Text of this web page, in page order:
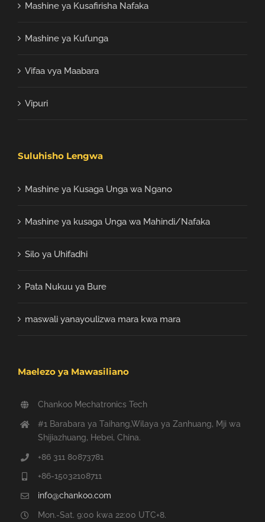
Mashine ya Kusafirisha Nafaka
Mashine ya Kufunga
Vifaa vya Maabara
Vipuri
Suluhisho Lengwa
Mashine ya Kusaga Unga wa Ngano
Mashine ya kusaga Unga wa Mahindi/Nafaka
Silo ya Uhifadhi
Pata Nukuu ya Bure
maswali yanayoulizwa mara kwa mara
Maelezo ya Mawasiliano
Chankoo Mechatronics Tech
#1 Barabara ya Taihang,Wilaya ya Zanhuang, Mji wa
Shijiazhuang, Hebei, China.
+86 311 80873781
+86-15032108711
info@chankoo.com
Mon.-Sat. 9:00 kwa 22:00 UTC+8.